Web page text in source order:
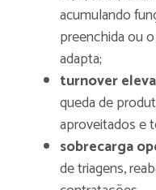
acumulando
preenchida ou
adapta;
turnover
queda de
aproveitados e
sobrecarga
de triagens,